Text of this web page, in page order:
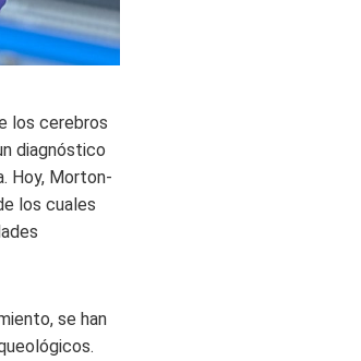
los cerebros
diagnóstico
Hoy, Morton-
los cuales
se han